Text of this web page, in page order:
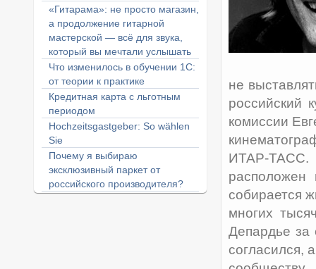
«Гитарама»: не просто магазин,
а продолжение гитарной
мастерской — всё для звука,
который вы мечтали услышать
Что изменилось в обучении 1С:
от теории к практике
Кредитная карта с льготным
периодом
Hochzeitsgastgeber: So wählen
Sie
Почему я выбираю
эксклюзивный паркет от
российского производителя?
не
российский
комиссии
ИТАР-ТАСС.
собирается
многих
Депардье за
согласился,